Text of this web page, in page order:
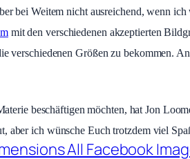
bei Weitem nicht ausreichend, wenn
mit den verschiedenen akzeptierten
verschiedenen Größen zu bekommen.
beschäftigen möchten, hat Jon
aber ich wünsche Euch trotzdem viel